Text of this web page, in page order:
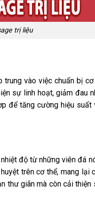
trị liệu
trung vào việc chuẩn bị
sự linh hoạt, giảm đau
để tăng cường hiệu suất
độ từ những viên đá
trên cơ thể, mang lại
thư giãn mà còn cải thiện